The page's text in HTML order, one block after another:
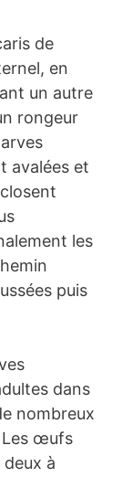
de
en
un autre
rongeur
avalées et
les
puis
dans
nombreux
Les œufs
à